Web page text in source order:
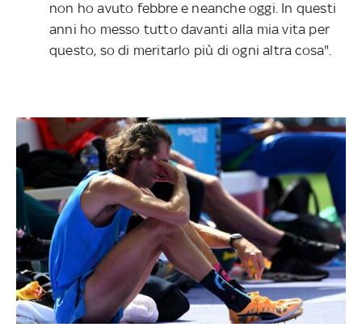
non ho avuto febbre e neanche oggi. In questi
anni ho messo tutto davanti alla mia vita per
questo, so di meritarlo più di ogni altra cosa".